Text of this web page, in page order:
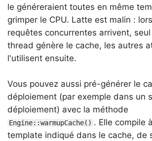
le généreraient toutes en même
grimper le CPU. Latte est malin :
requêtes concurrentes arrivent,
thread génère le cache, les autres
l'utilisent ensuite.
Vous pouvez aussi pré-générer le
déploiement (par exemple dans un
déploiement) avec la méthode
Engine::warmupCache() . Elle compile
template indiqué dans le cache, de